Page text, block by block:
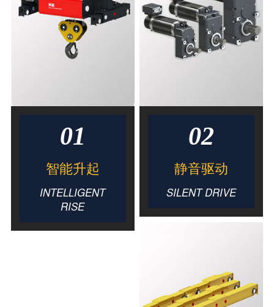
01
智能升起
INTELLIGENT
RISE
02
静音驱动
SILENT DRIVE